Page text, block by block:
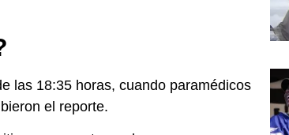
las 18:35 horas, cuando paramédicos
el reporte.